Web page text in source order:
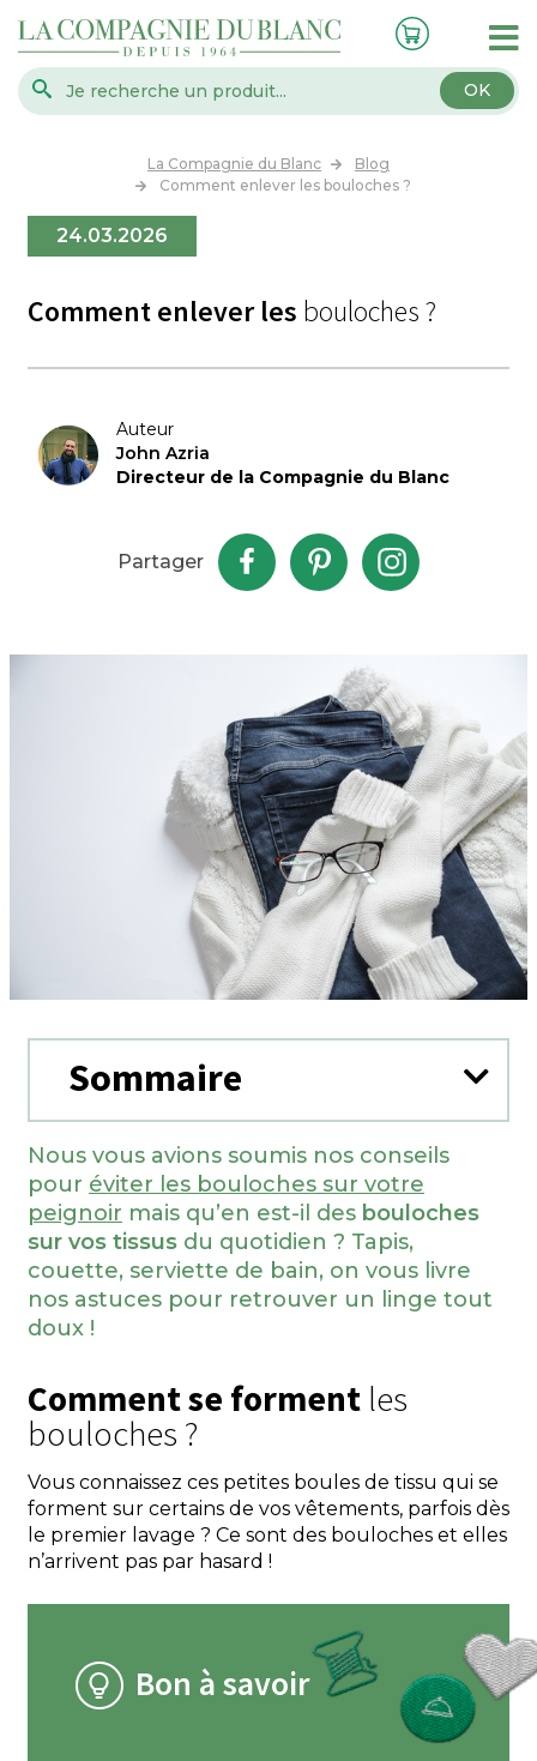
OK
La Compagnie du Blanc
Blog
Comment enlever les bouloches ?
24.03.2026
Comment enlever les bouloches ?
Auteur
John Azria
Directeur de la Compagnie du Blanc
Partager
Sommaire
Nous vous avions soumis nos conseils
pour éviter les bouloches sur votre
peignoir mais qu’en est-il des bouloches
sur vos tissus du quotidien ? Tapis,
couette, serviette de bain, on vous livre
nos astuces pour retrouver un linge tout
doux !
Comment se forment les
bouloches ?
Vous connaissez ces petites boules de tissu qui se
forment sur certains de vos vêtements, parfois dès
le premier lavage ? Ce sont des bouloches et elles
n’arrivent pas par hasard !
Bon à savoir